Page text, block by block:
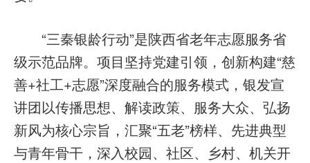
“三秦银龄行动”是陕西省老年志愿服务省
级示范品牌。项目坚持党建引领，创新构建“慈
善+社工+志愿”深度融合的服务模式，银发宣
讲团以传播思想、解读政策、服务大众、弘扬
新风为核心宗旨，汇聚“五老”榜样、先进典型
与青年骨干，深入校园、社区、乡村、机关开